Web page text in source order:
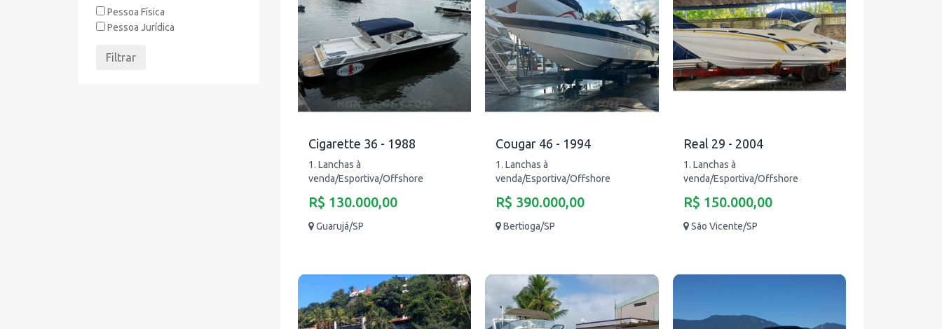
Pessoa Física
Pessoa Jurídica
Filtrar
Cigarette 36 - 1988
1. Lanchas à
venda/Esportiva/Offshore
R$ 130.000,00
Guarujá/SP
Cougar 46 - 1994
1. Lanchas à
venda/Esportiva/Offshore
R$ 390.000,00
Bertioga/SP
Real 29 - 2004
1. Lanchas à
venda/Esportiva/Offshore
R$ 150.000,00
São Vicente/SP